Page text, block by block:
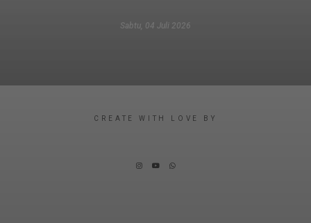
Sabtu, 04 Juli 2026
CREATE WITH LOVE BY